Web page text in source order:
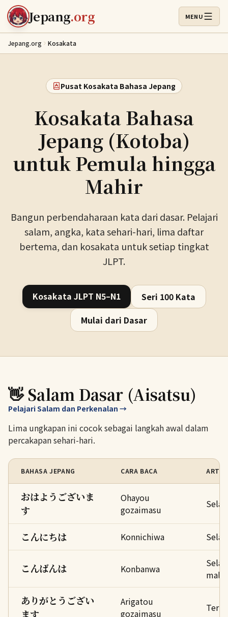
Lewati ke konten utama
Jepang.org Buka Menu
MENU
Jepang.org Kosakata
Pusat Kosakata Bahasa Jepang
Kosakata Bahasa
Jepang (Kotoba)
untuk Pemula hingga
Mahir
Bangun perbendaharaan kata dari dasar. Pelajari
salam, angka, kata sehari-hari, lima daftar
bertema, dan kosakata untuk setiap tingkat
JLPT.
Kosakata JLPT N5–N1
Seri 100 Kata
Mulai dari Dasar
👋 Salam Dasar (Aisatsu)
Pelajari Salam dan Perkenalan →
Lima ungkapan ini cocok sebagai langkah awal dalam
percakapan sehari-hari.
BAHASA JEPANG CARA BACA ARTI
おはようございま
す
Ohayou
gozaimasu
こんにちは Konnichiwa
こんばんは Konbanwa
ありがとうござい
ます
Arigatou
gozaimasu